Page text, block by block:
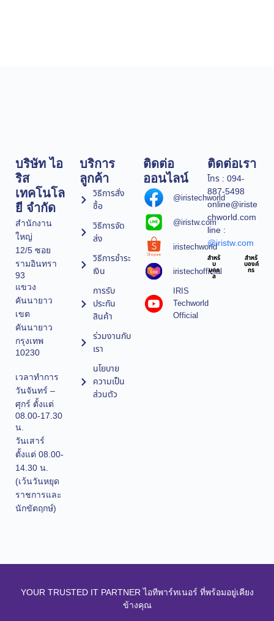
บริษัท ไอ
ริส
เทคโนโล
ยี จำกัด
สำนักงาน
ใหญ่
12/5 ซอย
รามอินทรา
93
แขวง
คันนายาว
เขต
คันนายาว
กรุงเทพ
10230
เวลาทำการ
วันจันทร์ –
ศุกร์ ตั้งแต่
08.00-17.30
น.
วันเสาร์
ตั้งแต่ 08.00-
14.30 น.
(เว้นวันหยุด
ราชการและ
นักขัตฤกษ์)
บริการ
ลูกค้า
วิธีการสั่ง
ซื้อ
วิธีการจัด
ส่ง
วิธีการชำระ
เงิน
การรับ
ประกัน
สินค้า
ร่วมงานกับ
เรา
นโยบาย
ความเป็น
ส่วนตัว
ติดต่อ
ออนไลน์
@iristechworld
@iristw.com
iristechworld
iristechofficial
IRIS
Techworld
Official
ติดต่อเรา
โทร : 094-
887-5498
online@iriste
chworld.com
line :
@iristw.com
สำหรั
บ
บุคค
ล
สำหรั
บองค์
กร
YOUR TRUSTED IT PARTNER ไอทีพาร์ทเนอร์ ที่พร้อมอยู่เคียง
ข้างคุณ